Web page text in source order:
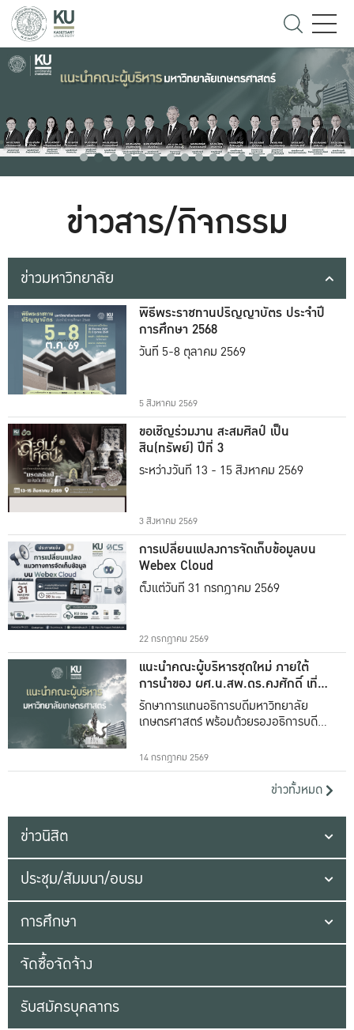
ข่าวสาร/กิจกรรม
ข่าวมหาวิทยาลัย
พิธีพระราชทานปริญญาบัตร ประจำปี
การศึกษา 2568
วันที่ 5-8 ตุลาคม 2569
5 สิงหาคม 2569
ขอเชิญร่วมงาน สะสมศิลป์ เป็น
สิน(ทรัพย์) ปีที่ 3
ระหว่างวันที่ 13 - 15 สิงหาคม 2569
3 สิงหาคม 2569
การเปลี่ยนแปลงการจัดเก็บข้อมูลบน
Webex Cloud
ตั้งแต่วันที่ 31 กรกฎาคม 2569
22 กรกฎาคม 2569
แนะนำคณะผู้บริหารชุดใหม่ ภายใต้
การนำของ ผศ.น.สพ.ดร.คงศักดิ์ เที่ยง
ธรรม
รักษาการแทนอธิการบดีมหาวิทยาลัย
เกษตรศาสตร์ พร้อมด้วยรองอธิการบดีทั้ง
14 กรกฎาคม 2569
ข่าวทั้งหมด
ข่าวนิสิต
ประชุม/สัมมนา/อบรม
การศึกษา
จัดซื้อจัดจ้าง
รับสมัครบุคลากร